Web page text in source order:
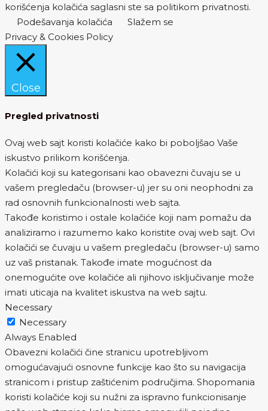
korišćenja kolačića saglasni ste sa politikom privatnosti.
Podešavanja kolačića
Slažem se
Privacy & Cookies Policy
Close
Pregled privatnosti
Ovaj web sajt koristi kolačiće kako bi poboljšao Vaše
iskustvo prilikom korišćenja.
Kolačići koji su kategorisani kao obavezni čuvaju se u
vašem pregledaču (browser-u) jer su oni neophodni za
rad osnovnih funkcionalnosti web sajta.
Takođe koristimo i ostale kolačiće koji nam pomažu da
analiziramo i razumemo kako koristite ovaj web sajt. Ovi
kolačići se čuvaju u vašem pregledaču (browser-u) samo
uz vaš pristanak. Takođe imate mogućnost da
onemogućite ove kolačiće ali njihovo isključivanje može
imati uticaja na kvalitet iskustva na web sajtu.
Necessary
Necessary
Always Enabled
Obavezni kolačići čine stranicu upotrebljivom
omogućavajući osnovne funkcije kao što su navigacija
stranicom i pristup zaštićenim područjima. Shopomania
koristi kolačiće koji su nužni za ispravno funkcionisanje